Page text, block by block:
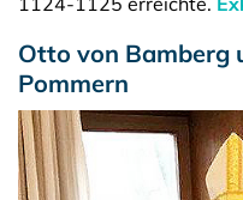
Otto von Bamberg
Pommern